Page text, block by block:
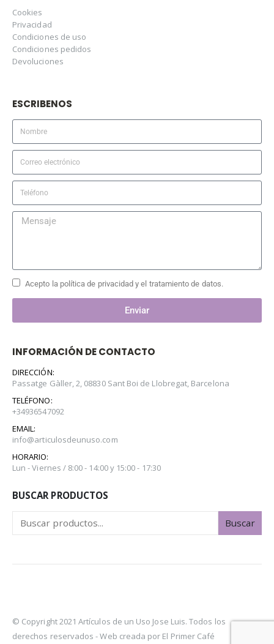
Cookies
Privacidad
Condiciones de uso
Condiciones pedidos
Devoluciones
ESCRIBENOS
Acepto la política de privacidad y el tratamiento de datos.
Enviar
INFORMACIÓN DE CONTACTO
DIRECCIÓN:
Passatge Gàller, 2, 08830 Sant Boi de Llobregat, Barcelona
TELÉFONO:
+34936547092
EMAIL:
info@articulosdeunuso.com
HORARIO:
Lun - Viernes / 8:00 - 14:00 y 15:00 - 17:30
BUSCAR PRODUCTOS
Buscar
© Copyright 2021 Artículos de un Uso Jose Luis. Todos los
derechos reservados -Web creada por El Primer Café